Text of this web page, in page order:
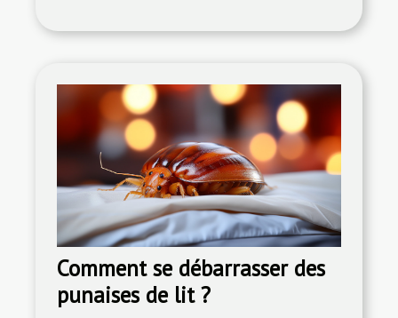
Comment se débarrasser des
punaises de lit ?